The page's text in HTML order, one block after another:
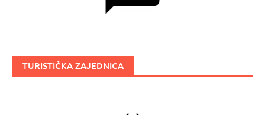
TURISTIČKA ZAJEDNICA